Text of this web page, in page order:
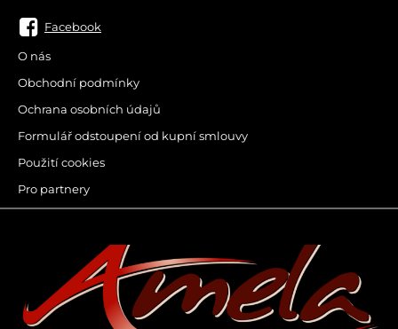
Facebook
O nás
Obchodní podmínky
Ochrana osobních údajů
Formulář odstoupení od kupní smlouvy
Použití cookies
Pro partnery